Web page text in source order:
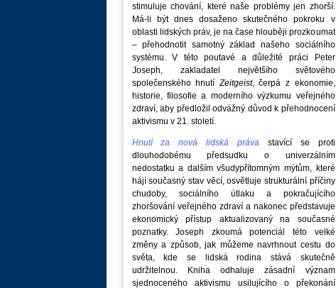
stimuluje chování, které naše problémy jen zhorší.
Má-li být dnes dosaženo skutečného pokroku v
oblasti lidských práv, je na čase hlouběji prozkoumat
– přehodnotit samotný základ našeho sociálního
systému. V této poutavé a důležité práci Peter
Joseph, zakladatel největšího světového
společenského hnutí Zeitgeist, čerpá z ekonomie,
historie, filosofie a moderního výzkumu veřejného
zdraví, aby předložil odvážný důvod k přehodnocení
aktivismu v 21. století.
Hnutí za nová lidská práva stavící se proti
dlouhodobému předsudku o univerzálním
nedostatku a dalším všudypřítomným mýtům, které
hájí současný stav věcí, osvětluje strukturální příčiny
chudoby, sociálního útlaku a pokračujícího
zhoršování veřejného zdraví a nakonec představuje
ekonomický přístup aktualizovaný na současné
poznatky. Joseph zkoumá potenciál této velké
změny a způsob, jak můžeme navrhnout cestu do
světa, kde se lidská rodina stává skutečně
udržitelnou. Kniha odhaluje zásadní význam
sjednoceného aktivismu usilujícího o překonání